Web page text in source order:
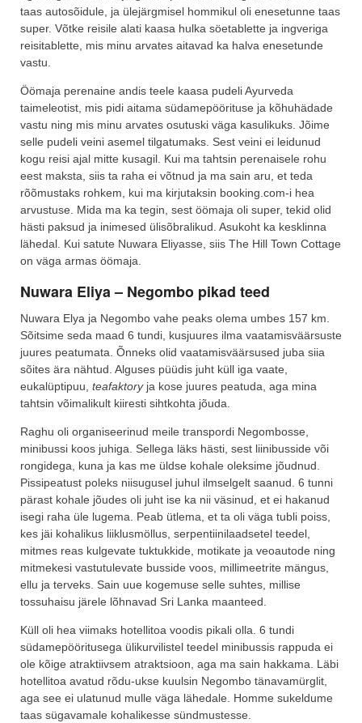
taas autosõidule, ja ülejärgmisel hommikul oli enesetunne taas
super. Võtke reisile alati kaasa hulka söetablette ja ingveriga
reisitablette, mis minu arvates aitavad ka halva enesetunde
vastu.
Öömaja perenaine andis teele kaasa pudeli Ayurveda
taimeleotist, mis pidi aitama südamepöörituse ja kõhuhädade
vastu ning mis minu arvates osutuski väga kasulikuks. Jõime
selle pudeli veini asemel tilgatumaks. Sest veini ei leidunud
kogu reisi ajal mitte kusagil. Kui ma tahtsin perenaisele rohu
eest maksta, siis ta raha ei võtnud ja ma sain aru, et teda
rõõmustaks rohkem, kui ma kirjutaksin booking.com-i hea
arvustuse. Mida ma ka tegin, sest öömaja oli super, tekid olid
hästi paksud ja inimesed ülisõbralikud. Asukoht ka kesklinna
lähedal. Kui satute Nuwara Eliyasse, siis The Hill Town Cottage
on väga armas öömaja.
Nuwara Eliya – Negombo pikad teed
Nuwara Elya ja Negombo vahe peaks olema umbes 157 km.
Sõitsime seda maad 6 tundi, kusjuures ilma vaatamisväärsuste
juures peatumata. Õnneks olid vaatamisväärsused juba siia
sõites ära nähtud. Alguses püüdis juht küll iga vaate,
eukalüptipuu, teafaktoryja kose juures peatuda, aga mina
tahtsin võimalikult kiiresti sihtkohta jõuda.
Raghu oli organiseerinud meile transpordi Negombosse,
minibussi koos juhiga. Sellega läks hästi, sest liinibusside või
rongidega, kuna ja kas me üldse kohale oleksime jõudnud.
Pissipeatust poleks niisugusel juhul ilmselgelt saanud. 6 tunni
pärast kohale jõudes oli juht ise ka nii väsinud, et ei hakanud
isegi raha üle lugema. Peab ütlema, et ta oli väga tubli poiss,
kes jäi kohalikus liiklusmöllus, serpentiinilaadsetel teedel,
mitmes reas kulgevate tuktukkide, motikate ja veoautode ning
mitmekesi vastutulevate busside voos, millimeetrite mängus,
ellu ja terveks. Sain uue kogemuse selle suhtes, millise
tossuhaisu järele lõhnavad Sri Lanka maanteed.
Küll oli hea viimaks hotellitoa voodis pikali olla. 6 tundi
südamepööritusega ülikurvilistel teedel minibussis rappuda ei
ole kõige atraktiivsem atraktsioon, aga ma sain hakkama. Läbi
hotellitoa avatud rõdu-ukse kuulsin Negombo tänavamürglit,
aga see ei ulatunud mulle väga lähedale. Homme sukeldume
taas sügavamale kohalikesse sündmustesse.